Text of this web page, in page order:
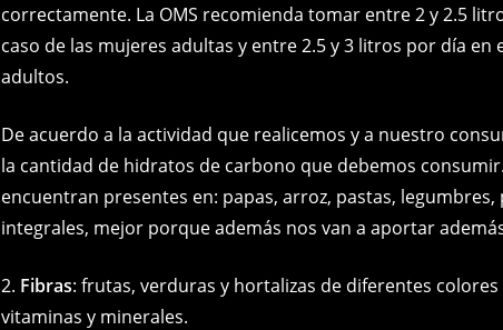
correctamente. La OMS recomienda tomar entre 2 y 2.5
caso de las mujeres adultas y entre 2.5 y 3 litros por día en
adultos.
De acuerdo a la actividad que realicemos y a nuestro
la cantidad de hidratos de carbono que debemos
encuentran presentes en: papas, arroz, pastas, legumbres,
integrales, mejor porque además nos van a aportar
2. Fibras: frutas, verduras y hortalizas de diferentes
vitaminas y minerales.